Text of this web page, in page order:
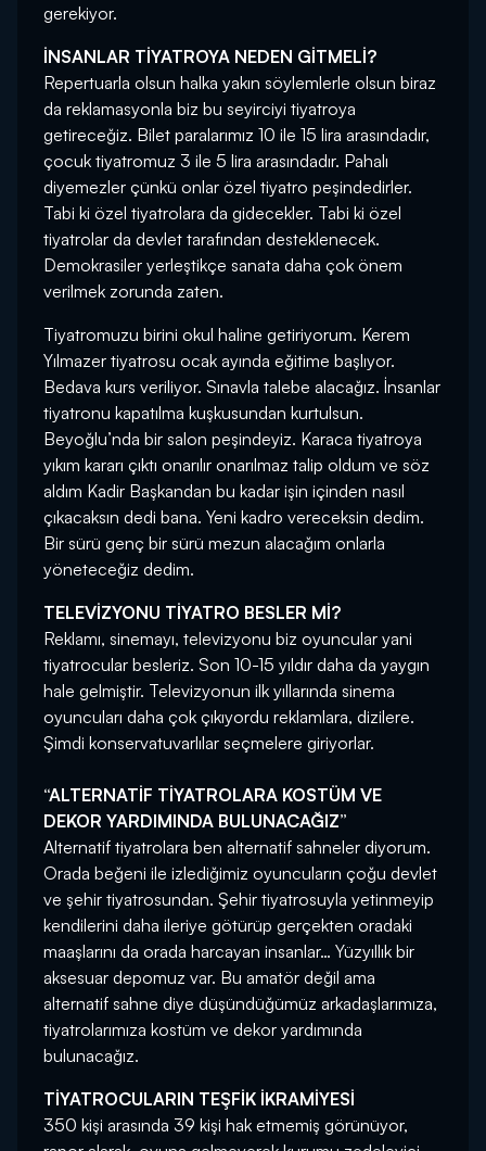
gerekiyor.
İNSANLAR TİYATROYA NEDEN GİTMELİ?
Repertuarla olsun halka yakın söylemlerle olsun biraz
da reklamasyonla biz bu seyirciyi tiyatroya
getireceğiz. Bilet paralarımız 10 ile 15 lira arasındadır,
çocuk tiyatromuz 3 ile 5 lira arasındadır. Pahalı
diyemezler çünkü onlar özel tiyatro peşindedirler.
Tabi ki özel tiyatrolara da gidecekler. Tabi ki özel
tiyatrolar da devlet tarafından desteklenecek.
Demokrasiler yerleştikçe sanata daha çok önem
verilmek zorunda zaten.
Tiyatromuzu birini okul haline getiriyorum. Kerem
Yılmazer tiyatrosu ocak ayında eğitime başlıyor.
Bedava kurs veriliyor. Sınavla talebe alacağız. İnsanlar
tiyatronu kapatılma kuşkusundan kurtulsun.
Beyoğlu’nda bir salon peşindeyiz. Karaca tiyatroya
yıkım kararı çıktı onarılır onarılmaz talip oldum ve söz
aldım Kadir Başkandan bu kadar işin içinden nasıl
çıkacaksın dedi bana. Yeni kadro vereceksin dedim.
Bir sürü genç bir sürü mezun alacağım onlarla
yöneteceğiz dedim.
TELEVİZYONU TİYATRO BESLER Mİ?
Reklamı, sinemayı, televizyonu biz oyuncular yani
tiyatrocular besleriz. Son 10-15 yıldır daha da yaygın
hale gelmiştir. Televizyonun ilk yıllarında sinema
oyuncuları daha çok çıkıyordu reklamlara, dizilere.
Şimdi konservatuvarlılar seçmelere giriyorlar.
“ALTERNATİF TİYATROLARA KOSTÜM VE
DEKOR YARDIMINDA BULUNACAĞIZ”
Alternatif tiyatrolara ben alternatif sahneler diyorum.
Orada beğeni ile izlediğimiz oyuncuların çoğu devlet
ve şehir tiyatrosundan. Şehir tiyatrosuyla yetinmeyip
kendilerini daha ileriye götürüp gerçekten oradaki
maaşlarını da orada harcayan insanlar… Yüzyıllık bir
aksesuar depomuz var. Bu amatör değil ama
alternatif sahne diye düşündüğümüz arkadaşlarımıza,
tiyatrolarımıza kostüm ve dekor yardımında
bulunacağız.
TİYATROCULARIN TEŞFİK İKRAMİYESİ
350 kişi arasında 39 kişi hak etmemiş görünüyor,